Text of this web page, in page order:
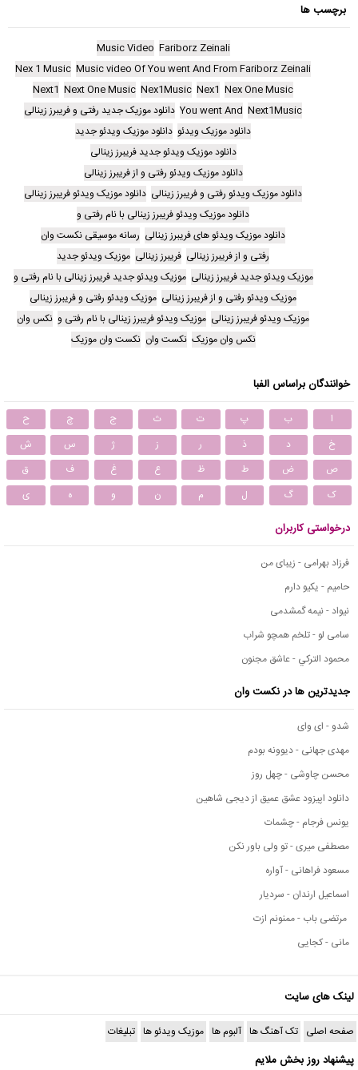
برچسب ها
Fariborz Zeinali
Music Video
Music video Of You went And From Fariborz Zeinali
Nex 1 Music
Nex One Music
Nex1
Nex1Music
Next One Music
Next1
Next1Music
You went And دانلود موزیک جدید رفتی و فریبرز زینالی
دانلود موزیک ویدئو دانلود موزیک ویدئو جدید
دانلود موزیک ویدئو جدید فریبرز زینالی
دانلود موزیک ویدئو رفتی و از فریبرز زینالی
دانلود موزیک ویدئو رفتی و فریبرز زینالی دانلود موزیک ویدئو فریبرز زینالی
دانلود موزیک ویدئو فریبرز زینالی با نام رفتی و
دانلود موزیک ویدئو های فریبرز زینالی رسانه موسیقی نکست وان
رفتی و از فریبرز زینالی فریبرز زینالی موزیک ویدئو جدید
موزیک ویدئو جدید فریبرز زینالی موزیک ویدئو جدید فریبرز زینالی با نام رفتی و
موزیک ویدئو رفتی و از فریبرز زینالی موزیک ویدئو رفتی و فریبرز زینالی
موزیک ویدئو فریبرز زینالی موزیک ویدئو فریبرز زینالی با نام رفتی و نکس وان
نکس وان موزیک نکست وان نکست وان موزیک
خوانندگان براساس الفبا
ا ب پ ت ث ج چ
ح
خ
د ذ ر ز ژ س
ش
ص
ض ط ظ ع غ ف
ق
ک
گ ل م ن و ه ی
درخواستی کاربران
فرزاد بهرامی - زیبای من
حامیم - یکیو دارم
نیواد - نیمه گمشدمی
سامی لو - تلخم همچو شراب
محمود التركي - عاشق مجنون
جدیدترین ها در نکست وان
شدو - ای وای
مهدی جهانی - دیوونه بودم
محسن چاوشی - چهل روز
دانلود اپیزود عشق عمیق از دیجی شاهین
یونس فرجام - چشمات
مصطفی میری - تو ولی باور نکن
مسعود فراهانی - آواره
اسماعیل ارندان - سردیار
مرتضی باب - ممنونم ازت
مانی - کجایی
لینک های سایت
صفحه اصلی تک آهنگ ها آلبوم ها موزیک ویدئو ها تبلیغات
پیشنهاد روز بخش ملایم